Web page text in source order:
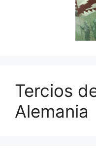
Tercios
Alemania